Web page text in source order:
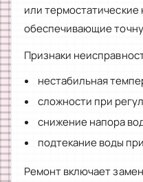
или термостатические
обеспечивающие
Признаки
нестабильная
сложности при
снижение напора
подтекание воды
Ремонт включает